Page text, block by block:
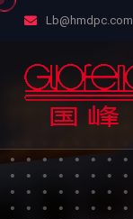
Lb@hmdpc.com